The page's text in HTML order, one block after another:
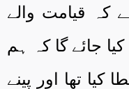
کہ قیامت والے
جائے گا کہ ہم
تھا اور پینے